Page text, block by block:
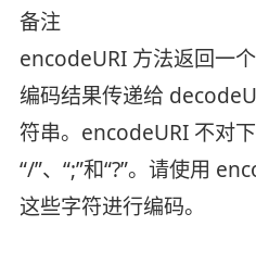
备注
encodeURI 方法返回一
编码结果传递给
符串。encodeURI 不对下
“/”、“;”和“?”。请使用
这些字符进行编码。